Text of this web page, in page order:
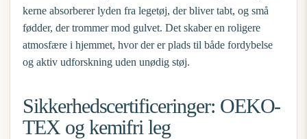
kerne absorberer lyden fra legetøj, der bliver tabt, og små
fødder, der trommer mod gulvet. Det skaber en roligere
atmosfære i hjemmet, hvor der er plads til både fordybelse
og aktiv udforskning uden unødig støj.
Sikkerhedscertificeringer: OEKO-
TEX og kemifri leg